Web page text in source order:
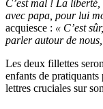
C’est mal ! La
avec papa, pour lui
acquiesce : « C’est
parler autour de
Les deux fillettes
enfants de pratiquants
lettres cruciales sur